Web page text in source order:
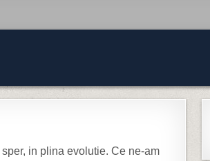
in plina evolutie. Ce ne-am